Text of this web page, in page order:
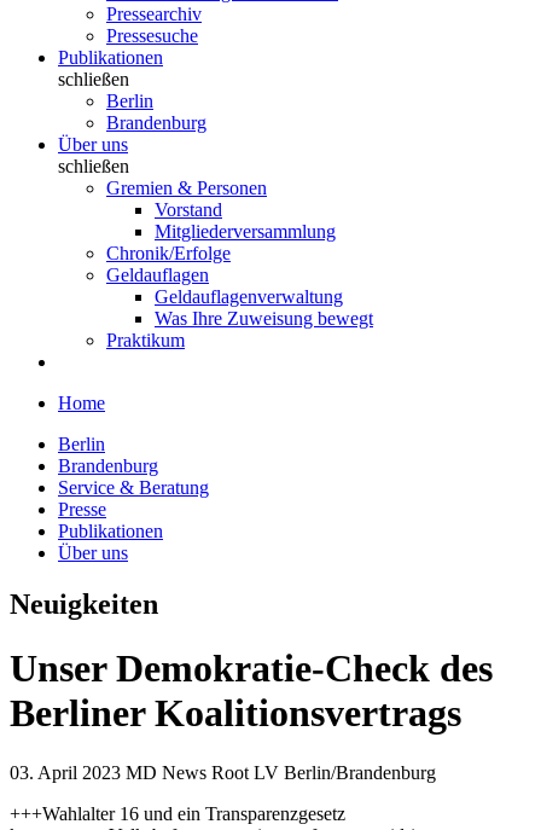
Pressearchiv
Pressesuche
Publikationen
schließen
Berlin
Brandenburg
Über uns
schließen
Gremien & Personen
Vorstand
Mitgliederversammlung
Chronik/Erfolge
Geldauflagen
Geldauflagenverwaltung
Was Ihre Zuweisung bewegt
Praktikum
Home
Berlin
Brandenburg
Service & Beratung
Presse
Publikationen
Über uns
Neuigkeiten
Unser Demokratie-Check des
Berliner Koalitionsvertrags
03. April 2023 MD News Root LV Berlin/Brandenburg
+++Wahlalter 16 und ein Transparenzgesetz